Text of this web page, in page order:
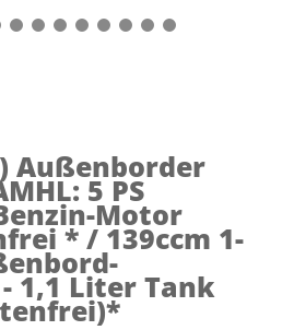
Außenborder
5 PS
Motor
* / 139ccm 1-
1,1 Liter Tank